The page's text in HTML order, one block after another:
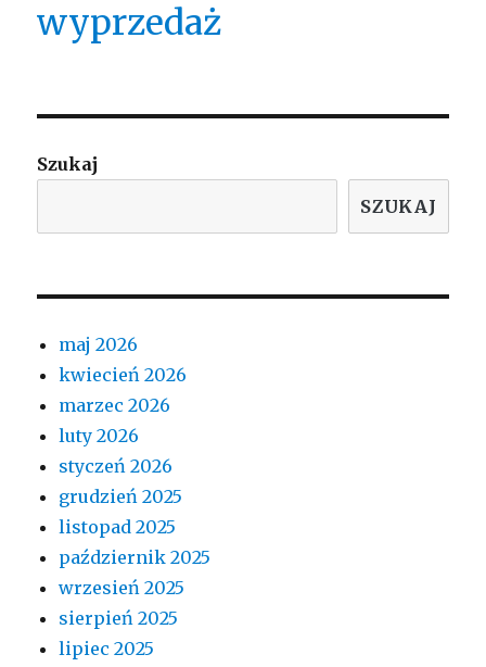
wyprzedaż
Szukaj
SZUKAJ
maj 2026
kwiecień 2026
marzec 2026
luty 2026
styczeń 2026
grudzień 2025
listopad 2025
październik 2025
wrzesień 2025
sierpień 2025
lipiec 2025